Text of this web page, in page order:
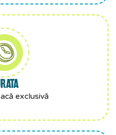
exclusivă